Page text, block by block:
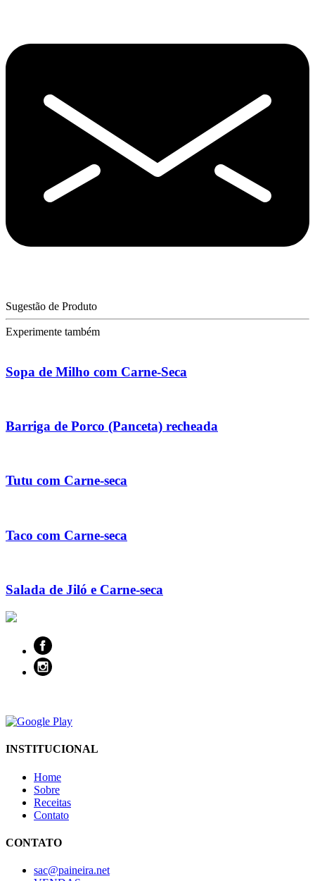
Sugestão de Produto
Experimente também
Sopa de Milho com Carne-Seca
Barriga de Porco (Panceta) recheada
Tutu com Carne-seca
Taco com Carne-seca
Salada de Jiló e Carne-seca
INSTITUCIONAL
Home
Sobre
Receitas
Contato
CONTATO
sac@paineira.net